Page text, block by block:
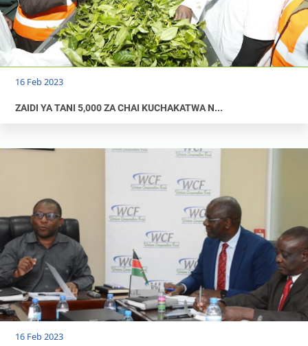
16 Feb 2023
ZAIDI YA TANI 5,000 ZA CHAI KUCHAKATWA N...
16 Feb 2023